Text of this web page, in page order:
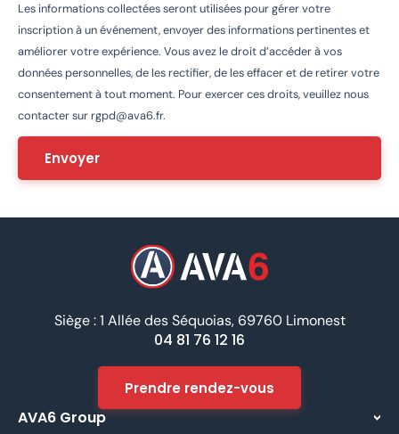
Les informations collectées seront utilisées pour gérer votre
inscription à un événement, envoyer des informations pertinentes et
améliorer votre expérience. Vous avez le droit d’accéder à vos
données personnelles, de les rectifier, de les effacer et de retirer votre
consentement à tout moment. Pour exercer ces droits, veuillez nous
contacter sur rgpd@ava6.fr.
Siège : 1 Allée des Séquoias, 69760 Limonest
04 81 76 12 16
Prendre rendez-vous
AVA6 Group